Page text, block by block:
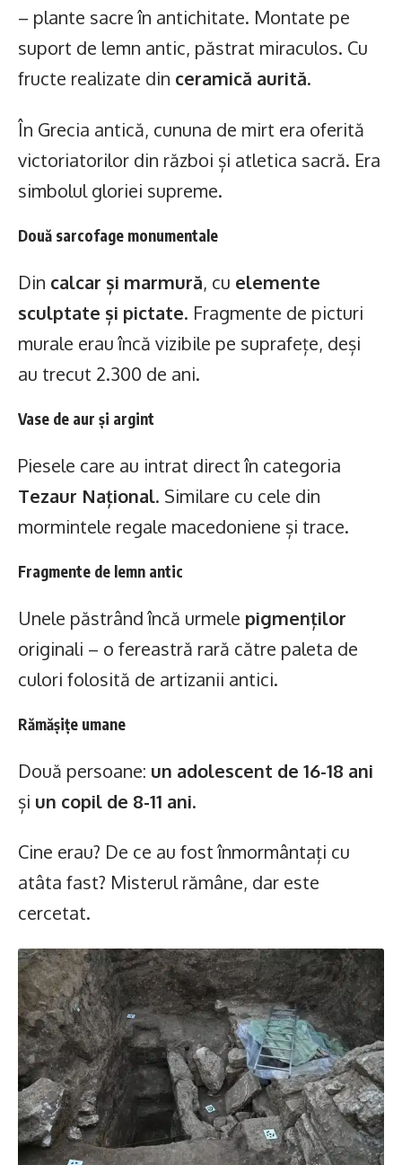
– plante sacre în antichitate. Montate pe
suport de lemn antic, păstrat miraculos. Cu
fructe realizate din ceramică aurită.
În Grecia antică, cununa de mirt era oferită
victoriatorilor din război și atletica sacră. Era
simbolul gloriei supreme.
Două sarcofage monumentale
Din calcar și marmură, cu elemente
sculptate și pictate. Fragmente de picturi
murale erau încă vizibile pe suprafețe, deși
au trecut 2.300 de ani.
Vase de aur și argint
Piesele care au intrat direct în categoria
Tezaur Național. Similare cu cele din
mormintele regale macedoniene și trace.
Fragmente de lemn antic
Unele păstrând încă urmele pigmenților
originali – o fereastră rară către paleta de
culori folosită de artizanii antici.
Rămășițe umane
Două persoane: un adolescent de 16-18 ani
și un copil de 8-11 ani.
Cine erau? De ce au fost înmormântați cu
atâta fast? Misterul rămâne, dar este
cercetat.